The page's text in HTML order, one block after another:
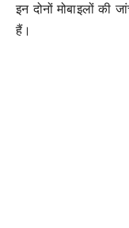
इन दोनों मोबाइलों की
हैं।